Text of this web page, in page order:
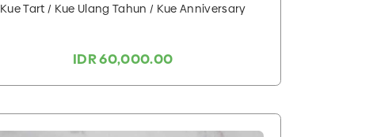
Kue Tart / Kue Ulang Tahun / Kue Anniversary
IDR 60,000.00